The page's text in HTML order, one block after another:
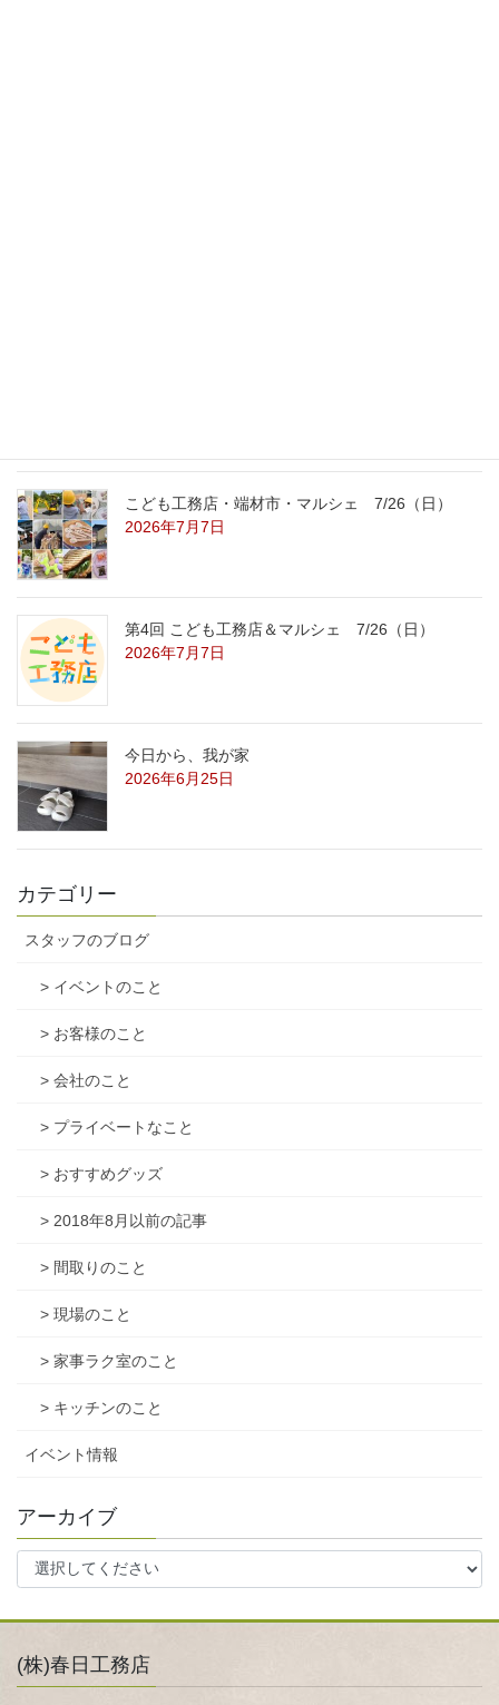
こども工務店・端材市・マルシェ 7/26（日）
2026年7月7日
第4回 こども工務店＆マルシェ 7/26（日）
2026年7月7日
今日から、我が家
2026年6月25日
カテゴリー
スタッフのブログ
> イベントのこと
> お客様のこと
> 会社のこと
> プライベートなこと
> おすすめグッズ
> 2018年8月以前の記事
> 間取りのこと
> 現場のこと
> 家事ラク室のこと
> キッチンのこと
イベント情報
アーカイブ
(株)春日工務店